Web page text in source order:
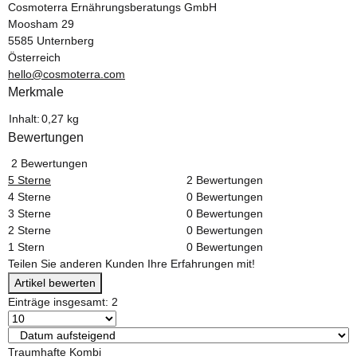
Cosmoterra Ernährungsberatungs GmbH
Moosham 29
5585 Unternberg
Österreich
hello@cosmoterra.com
Merkmale
Produkteigenschaft
Wert
Inhalt:0,27 kg
Bewertungen
2 Bewertungen
5 Sterne
2 Bewertungen
4 Sterne
0 Bewertungen
3 Sterne
0 Bewertungen
2 Sterne
0 Bewertungen
1 Stern
0 Bewertungen
Teilen Sie anderen Kunden Ihre Erfahrungen mit!
Artikel bewerten
Einträge insgesamt: 2
Traumhafte Kombi